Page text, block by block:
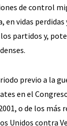
de control
en vidas
partidos y,
previo a la
en el
o de los más
Unidos contra